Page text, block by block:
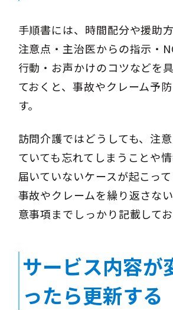
手順書には、時間配分や援助
注意点・主治医からの指示・
行動・お声かけのコツなどを
ておくと、事故やクレーム予
す。
訪問介護ではどうしても、注
ていても忘れてしまうことや
届いていないケースが起こって
事故やクレームを繰り返さな
意事項までしっかり記載してお
サービス内容が
ったら更新する